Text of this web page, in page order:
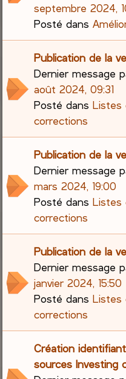
septembre 2024,
Posté dans
Publication de la
Dernier message
août 2024, 09:31
Posté dansListes
corrections
Publication de la
Dernier message
mars 2024, 19:00
Posté dansListes
corrections
Publication de la
Dernier message
janvier 2024, 15:50
Posté dansListes
corrections
Création
sources Investing